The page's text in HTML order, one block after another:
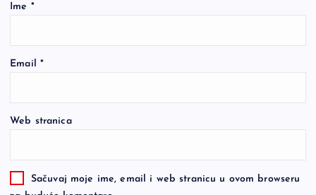
Ime *
Email *
Web stranica
Sačuvaj moje ime, email i web stranicu u ovom browseru